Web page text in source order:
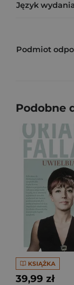
Język
Podmiot
Podobne
KSIĄŻKA
39,99 zł